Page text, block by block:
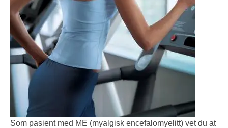
Som pasient med ME (myalgisk encefalomyelitt) vet du at